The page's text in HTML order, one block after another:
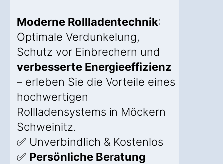
Moderne Rollladentechnik:
Optimale Verdunkelung,
Schutz vor Einbrechern und
verbesserte Energieeffizienz
– erleben Sie die Vorteile eines
hochwertigen
Rollladensystems in Möckern
Schweinitz.
✅ Unverbindlich & Kostenlos
✅ Persönliche Beratung